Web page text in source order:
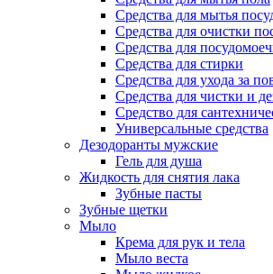
Средства для мытья
Средства для очистки
Средства для
Средства для стирки
Средства для ухода за
Средства для чистки и
Средство для
Универсальные средства
Дезодоранты мужские
Гель для душа
Жидкость для снятия лака
Зубные пасты
Зубные щетки
Мыло
Крема для рук и тела
Мыло веста